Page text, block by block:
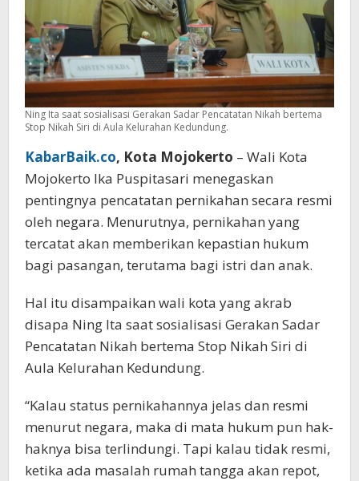
Ning Ita saat sosialisasi Gerakan Sadar Pencatatan Nikah bertema
Stop Nikah Siri di Aula Kelurahan Kedundung.
KabarBaik.co, Kota Mojokerto – Wali Kota
Mojokerto Ika Puspitasari menegaskan
pentingnya pencatatan pernikahan secara resmi
oleh negara. Menurutnya, pernikahan yang
tercatat akan memberikan kepastian hukum
bagi pasangan, terutama bagi istri dan anak.
Hal itu disampaikan wali kota yang akrab
disapa Ning Ita saat sosialisasi Gerakan Sadar
Pencatatan Nikah bertema Stop Nikah Siri di
Aula Kelurahan Kedundung.
“Kalau status pernikahannya jelas dan resmi
menurut negara, maka di mata hukum pun hak-
haknya bisa terlindungi. Tapi kalau tidak resmi,
ketika ada masalah rumah tangga akan repot,